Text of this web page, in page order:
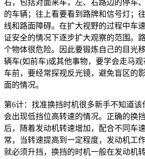
右，包括对面来车，左、右路边的停车
的车辆；往上看要看到路牌和信号灯；
线和路面障碍。在扩大视野的过程中车
证安全的情况下逐步扩大观察的范围。
个物体很危险。因此要锻炼自己的目光
辆车(如前车)或其他事物，要学会走马
车前，要经常探视反光镜，避免盲区的
面的情况。
第6计：找准换挡时机很多新手不知道该
会出现低挡位高转速的情况。正确的换
后，随着发动机转速增加，配合不同车
常，当转速提高到一定程度，发动机工
就必须升挡，换挡的时机一般在发动机